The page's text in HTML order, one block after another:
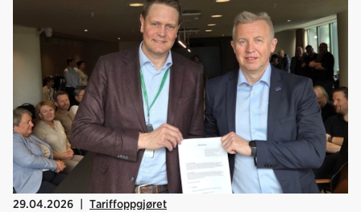
29.04.2026 | Tariffoppgjøret